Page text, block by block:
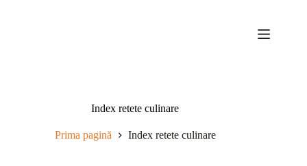
Index retete culinare
Prima pagină Index retete culinare